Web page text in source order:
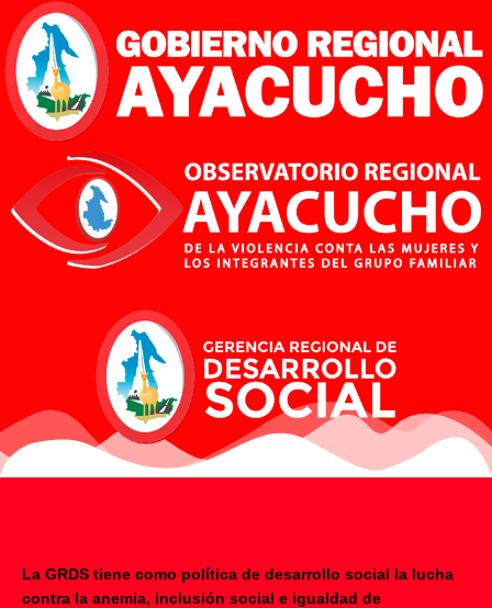
La GRDS tiene como política de desarrollo social la lucha
contra la anemia, inclusión social e igualdad de